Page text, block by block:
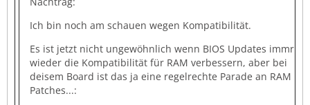
Ich bin noch am schauen wegen Kompatibilität.
Es ist jetzt nicht ungewöhnlich wenn BIOS Updates immr
wieder die Kompatibilität für RAM verbessern, aber bei
deisem Board ist das ja eine regelrechte Parade an RAM
Patches...: